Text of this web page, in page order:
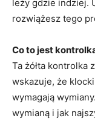
leży gdzie indziej.
rozwiążesz tego
Co to jest
Ta żółta kontrolka
wskazuje, że
wymagają
wymianą i jak